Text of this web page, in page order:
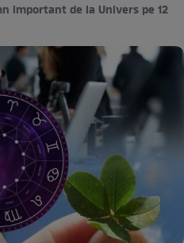
important de la Univers pe 12